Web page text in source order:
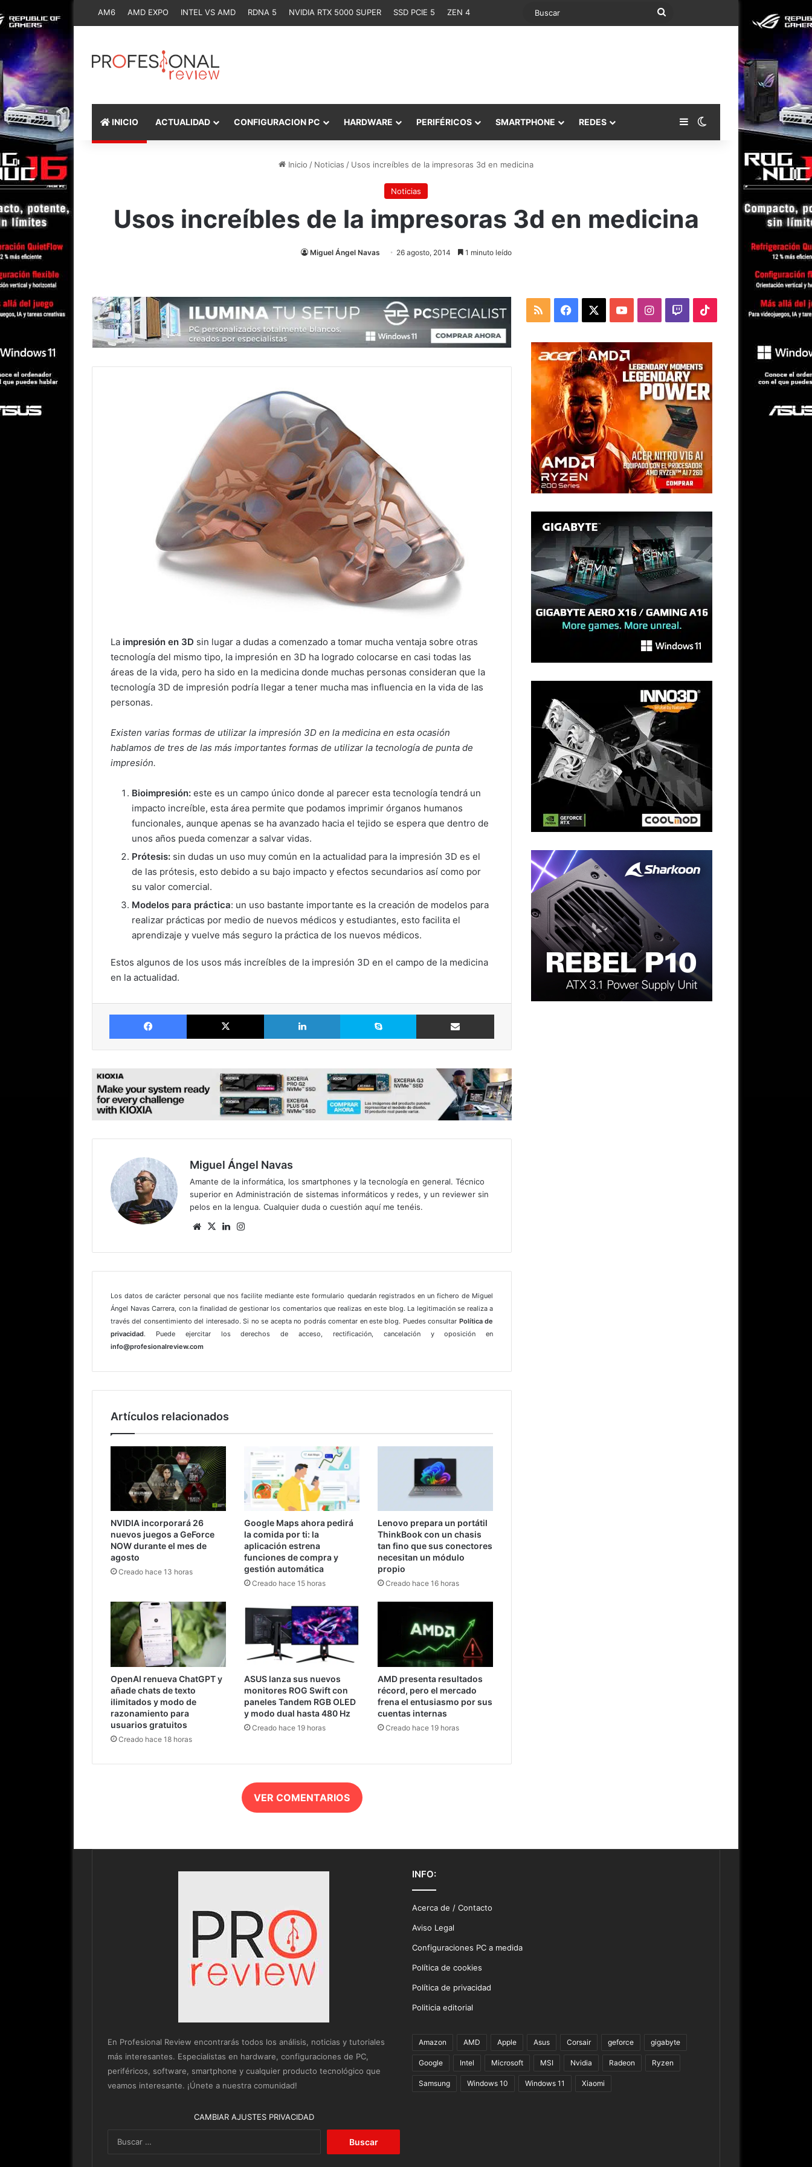
AM6 AMD EXPO INTEL VS AMD RDNA 5 NVIDIA RTX 5000 SUPER SSD PCIE 5 ZEN 4 Buscar
INICIO ACTUALIDAD CONFIGURACION PC HARDWARE PERIFÉRICOS SMARTPHONE REDES Barra lateral
Switch skin
Inicio / Noticias / Usos increíbles de la impresoras 3d en medicina
Noticias
Usos increíbles de la impresoras 3d en medicina
Miguel Ángel Navas 26 agosto, 2014 1 minuto leído
La impresión en 3D sin lugar a dudas a comenzado a tomar mucha ventaja sobre otras
tecnología del mismo tipo, la impresión en 3D ha logrado colocarse en casi todas las
áreas de la vida, pero ha sido en la medicina donde muchas personas consideran que la
tecnología 3D de impresión podría llegar a tener mucha mas influencia en la vida de las
personas.
Existen varias formas de utilizar la impresión 3D en la medicina en esta ocasión
hablamos de tres de las más importantes formas de utilizar la tecnología de punta de
impresión.
Bioimpresión: este es un campo único donde al parecer esta tecnología tendrá un
impacto increíble, esta área permite que podamos imprimir órganos humanos
funcionales, aunque apenas se ha avanzado hacia el tejido se espera que dentro de
unos años pueda comenzar a salvar vidas.
Prótesis: sin dudas un uso muy común en la actualidad para la impresión 3D es el
de las prótesis, esto debido a su bajo impacto y efectos secundarios así como por
su valor comercial.
Modelos para práctica: un uso bastante importante es la creación de modelos para
realizar prácticas por medio de nuevos médicos y estudiantes, esto facilita el
aprendizaje y vuelve más seguro la práctica de los nuevos médicos.
Estos algunos de los usos más increíbles de la impresión 3D en el campo de la medicina
en la actualidad.
Facebook X LinkedIn Skype Comparte vía Email
Miguel Ángel Navas
Amante de la informática, los smartphones y la tecnología en general. Técnico
superior en Administración de sistemas informáticos y redes, y un reviewer sin
pelos en la lengua. Cualquier duda o cuestión aquí me tenéis.
SitioX LinkedIn
Los datos de carácter personal que nos facilite mediante este formulario quedarán registrados en un fichero de Miguel
Ángel Navas Carrera, con la finalidad de gestionar los comentarios que realizas en este blog. La legitimación se realiza a
través del consentimiento del interesado. Si no se acepta no podrás comentar en este blog. Puedes consultar Política de
privacidad. Puede ejercitar los derechos de acceso, rectificación, cancelación y oposición en
info@profesionalreview.com
Artículos relacionados
NVIDIA incorporará 26
nuevos juegos a GeForce
NOW durante el mes de
agosto
Creado hace 13 horas
Google Maps ahora pedirá
la comida por ti: la
aplicación estrena
funciones de compra y
gestión automática
Creado hace 15 horas
Lenovo prepara un portátil
ThinkBook con un chasis
tan fino que sus conectores
necesitan un módulo
propio
Creado hace 16 horas
OpenAI renueva ChatGPT y
añade chats de texto
ilimitados y modo de
razonamiento para
usuarios gratuitos
Creado hace 18 horas
ASUS lanza sus nuevos
monitores ROG Swift con
paneles Tandem RGB OLED
y modo dual hasta 480 Hz
Creado hace 19 horas
AMD presenta resultados
récord, pero el mercado
frena el entusiasmo por sus
cuentas internas
Creado hace 19 horas
VER COMENTARIOS
RSS Facebook YouTubeInstagram
TwitchTikTok
En Profesional Review encontrarás todos los análisis, noticias y tutoriales
más interesantes. Especialistas en hardware, configuraciones de PC,
periféricos, software, smartphone y cualquier producto tecnológico que
veamos interesante. ¡Únete a nuestra comunidad!
CAMBIAR AJUSTES PRIVACIDAD
INFO:
Acerca de / Contacto
Aviso Legal
Configuraciones PC a medida
Política de cookies
Política de privacidad
Politicia editorial
Amazon AMD Apple Asus Corsair geforce gigabyte
Google Intel Microsoft MSI Nvidia Radeon Ryzen
Samsung Windows 10 Windows 11 Xiaomi